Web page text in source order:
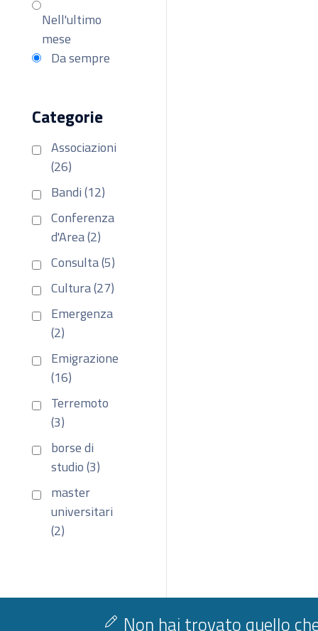
Nell'ultimo
mese
Da sempre
Categorie
Associazioni
(26)
Bandi (12)
Conferenza
d'Area (2)
Consulta (5)
Cultura (27)
Emergenza
(2)
Emigrazione
(16)
Terremoto
(3)
borse di
studio (3)
master
universitari
(2)
Non hai trovato quello